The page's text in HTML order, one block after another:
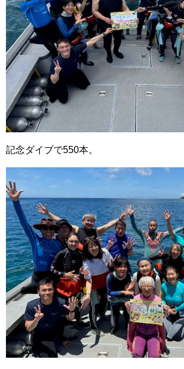
記念ダイブで550本。